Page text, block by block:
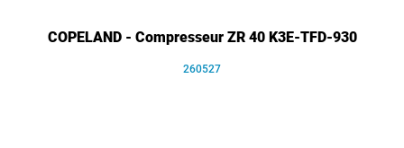
COPELAND - Compresseur ZR 40 K3E-TFD-930
260527